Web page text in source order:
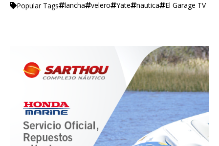
Popular Tags lancha velero Yate nautica El Garage TV